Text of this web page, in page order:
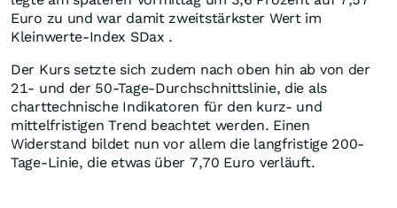
Euro zu und war damit zweitstärkster Wert im
Kleinwerte-Index SDax .
Der Kurs setzte sich zudem nach oben hin ab von der
21- und der 50-Tage-Durchschnittslinie, die als
charttechnische Indikatoren für den kurz- und
mittelfristigen Trend beachtet werden. Einen
Widerstand bildet nun vor allem die langfristige 200-
Tage-Linie, die etwas über 7,70 Euro verläuft.